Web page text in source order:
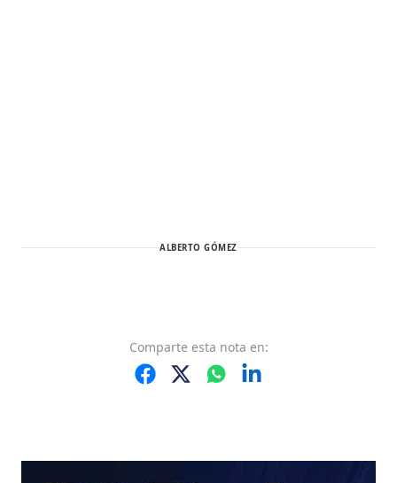
ALBERTO GÓMEZ
Comparte esta nota en: